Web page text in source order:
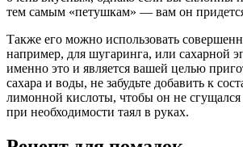
тем самым «петушкам» — вам он
Также его можно использовать
например, для шугаринга, или сахарной
именно это и является вашей целью
сахара и воды, не забудьте добавить к
лимонной кислоты, чтобы он не
при необходимости таял в руках.